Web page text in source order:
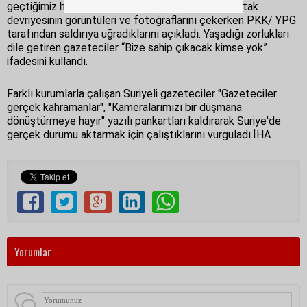
geçtiğimiz hafta M4 karayolundaki Türk ve Rus ortak
devriyesinin görüntüleri ve fotoğraflarını çekerken PKK/ YPG
tarafından saldırıya uğradıklarını açıkladı. Yaşadığı zorlukları
dile getiren gazeteciler “Bize sahip çıkacak kimse yok”
ifadesini kullandı.
Farklı kurumlarla çalışan Suriyeli gazeteciler "Gazeteciler
gerçek kahramanlar", "Kameralarımızı bir düşmana
dönüştürmeye hayır" yazılı pankartları kaldırarak Suriye'de
gerçek durumu aktarmak için çalıştıklarını vurguladı.İHA
Yorumlar